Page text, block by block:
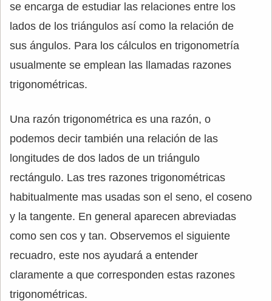
se encarga de estudiar las relaciones entre los
lados de los triángulos así como la relación de
sus ángulos. Para los cálculos en trigonometría
usualmente se emplean las llamadas razones
trigonométricas.
Una razón trigonométrica es una razón, o
podemos decir también una relación de las
longitudes de dos lados de un triángulo
rectángulo. Las tres razones trigonométricas
habitualmente mas usadas son el seno, el coseno
y la tangente. En general aparecen abreviadas
como sen cos y tan. Observemos el siguiente
recuadro, este nos ayudará a entender
claramente a que corresponden estas razones
trigonométricas.